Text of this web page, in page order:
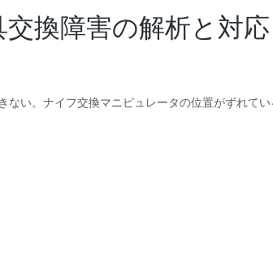
換障害の解析と対応
い。ナイフ交換マニピュレータの位置がずれて